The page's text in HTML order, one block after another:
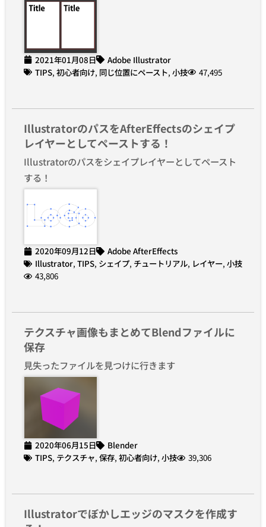
2021年01月08日
Adobe Illustrator
TIPS, 初心者向け, 同じ位置にペースト, 小技 47,495
IllustratorのパスをAfterEffectsのシェイプ
レイヤーとしてペーストする！
Illustratorのパスをシェイプレイヤーとしてペースト
する！
2020年09月12日
Adobe AfterEffects
Illustrator, TIPS, シェイプ, チュートリアル, レイヤー, 小技
43,806
テクスチャ画像もまとめてBlendファイルに
保存
見失ったファイルを見つけに行きます
2020年06月15日
Blender
TIPS, テクスチャ, 保存, 初心者向け, 小技 39,306
Illustratorでぼかしエッジのマスクを作成す